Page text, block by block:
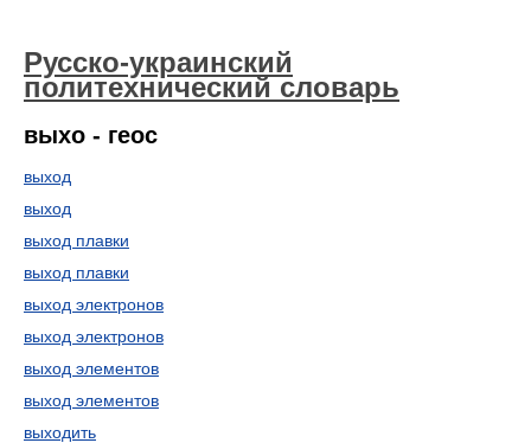
Русско-украинский
политехнический словарь
выхо - геос
выход
выход
выход плавки
выход плавки
выход электронов
выход электронов
выход элементов
выход элементов
выходить